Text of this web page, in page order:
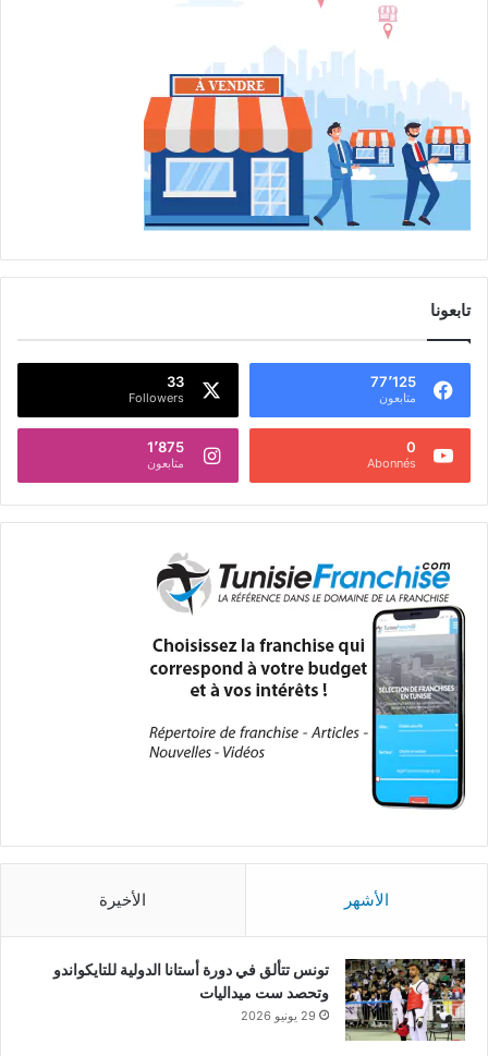
تابعونا
77٬125
متابعون
33
Followers
0
Abonnés
1٬875
متابعون
الأشهر الأخيرة
تونس تتألق في دورة أستانا الدولية للتايكواندو
وتحصد ست ميداليات
29 يونيو 2026